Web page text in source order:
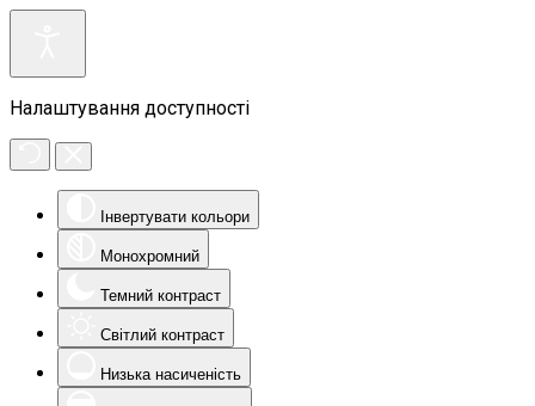
Налаштування доступності
Інвертувати кольори
Монохромний
Темний контраст
Світлий контраст
Низька насиченість